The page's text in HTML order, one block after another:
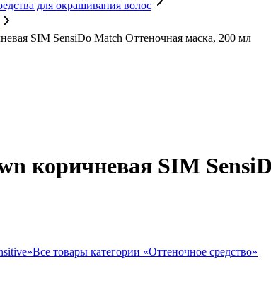
для окрашивания волос
SIM SensiDo Match Оттеночная маска, 200 мл
коричневая SIM
»Все товары категории «Оттеночное средство»